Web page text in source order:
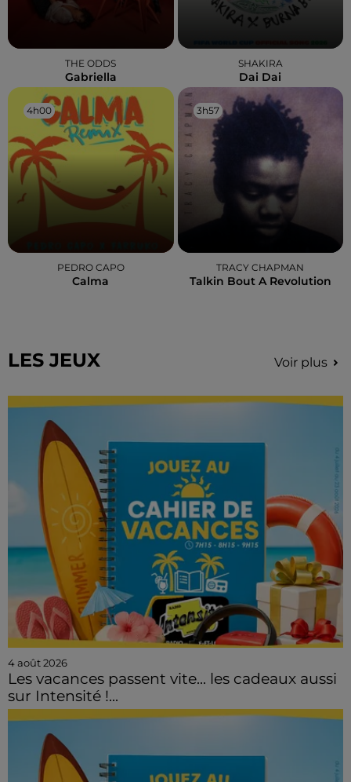
THE ODDS
Gabriella
SHAKIRA
Dai Dai
4h00
4h00
PEDRO CAPO
Calma
3h57
3h57
TRACY CHAPMAN
Talkin Bout A Revolution
LES JEUX Voir plus
4 août 2026
Les vacances passent vite... les cadeaux aussi
sur Intensité !...